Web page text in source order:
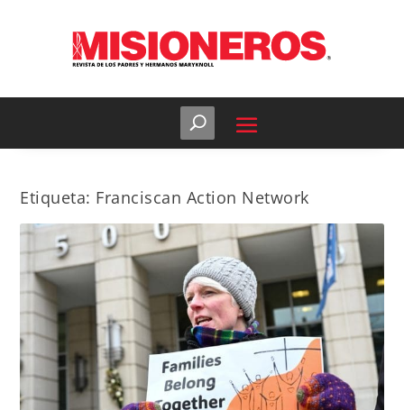
Etiqueta: Franciscan Action Network